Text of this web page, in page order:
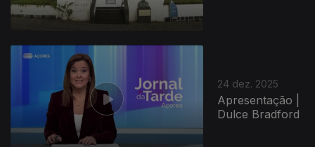
24 dez. 2025
Apresentação |
Dulce Bradford